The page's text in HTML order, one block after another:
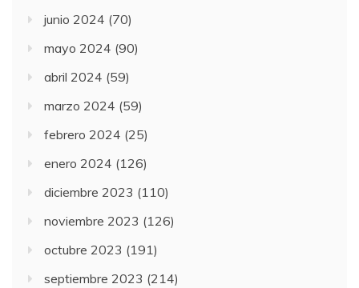
junio 2024 (70)
mayo 2024 (90)
abril 2024 (59)
marzo 2024 (59)
febrero 2024 (25)
enero 2024 (126)
diciembre 2023 (110)
noviembre 2023 (126)
octubre 2023 (191)
septiembre 2023 (214)